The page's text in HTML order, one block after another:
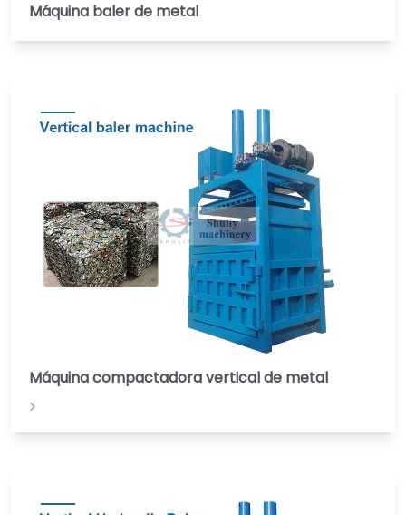
Máquina baler de metal
Máquina compactadora vertical de metal